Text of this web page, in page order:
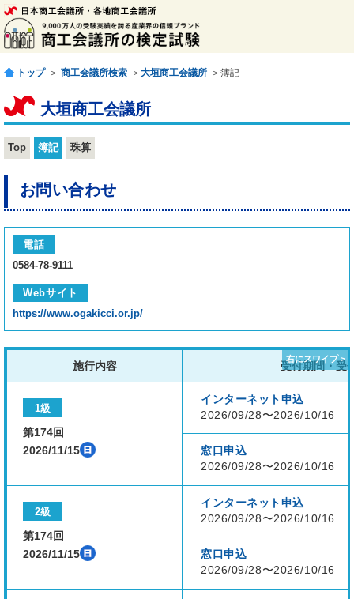
トップ ＞ 商工会議所検索 ＞ 大垣商工会議所 ＞簿記
大垣商工会議所
Top 簿記 珠算
お問い合わせ
電話
0584-78-9111
Webサイト
https://www.ogakicci.or.jp/
施行内容 受付期間・受
1級
第174回
2026/11/15
インターネット申込
2026/09/28〜2026/10/16
窓口申込
2026/09/28〜2026/10/16
2級
第174回
2026/11/15
インターネット申込
2026/09/28〜2026/10/16
窓口申込
2026/09/28〜2026/10/16